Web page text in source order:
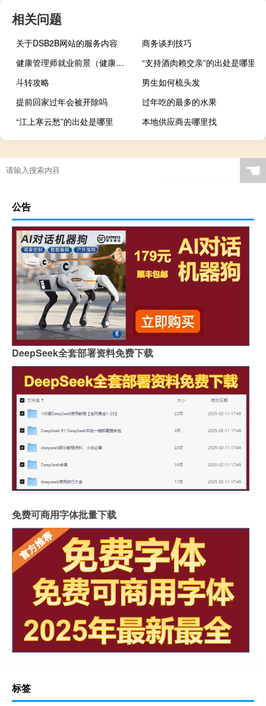
相关问题
关于DSB2B网站的服务内容
商务谈判技巧
健康管理师就业前景（健康管理师的就业前景怎么样）
“支持酒肉赖交亲”的出处是哪里
斗转攻略
男生如何梳头发
提前回家过年会被开除吗
过年吃的最多的水果
“江上寒云愁”的出处是哪里
本地供应商去哪里找
cool是什么意思（c o）
☚
公告
DeepSeek全套部署资料免费下载
免费可商用字体批量下载
标签